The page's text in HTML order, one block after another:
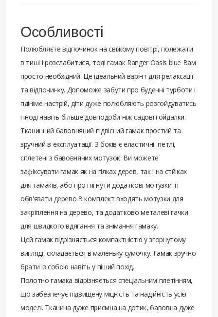
Особливості
Полюбляєте відпочинок на свіжому повітрі, полежати
в тиші і розслабитися, тоді гамак Ranger Oasis blue Вам
просто необхідний. Це ідеальний варінт для релаксації
та відпочинку. Допоможе забути про буденні турботи і
пдініме настрій, діти дуже полюбляють розгойдуватись
і іноді навіть більше довподоби ніж садові гойдалки.
Тканинний бавовняний підвісний гамак простий та
зручний в експлуатації. З боків є еластичні петлі,
сплетені з бавовняних мотузок. Ви можете
зафіксувати гамак як на гілках дерев, так і на стйіках
для гамаків, або протягнути додаткові мотузки ті
обв'язати дерево.В комплект входять мотузки для
закріплення на дерево, та додатково металеві гачки
для швидкого вдягання та знімання гамаку.
Цей гамак відрізняється компактністю у згорнутому
вигляді, складається в маленьку сумочку. Гамак зручно
брати із собою навіть у піший похід.
Полотно гамака відрізняється спеціальним плетінням,
що забезпечує підвищену міцність та надійність усієї
моделі. Тканина дуже приємна на дотик, бавовна дуже